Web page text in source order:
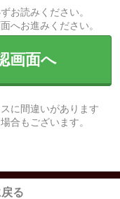
お読みください。
へお進みください。
画面へ
に間違いがあります
合もございます。
る